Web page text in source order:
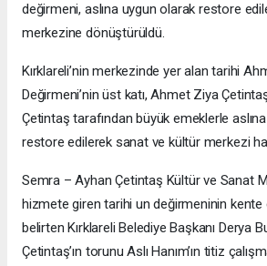
değirmeni, aslına uygun olarak restore
merkezine dönüştürüldü.
Kırklareli’nin merkezinde yer alan tarihi
Değirmeni’nin üst katı, Ahmet Ziya
Çetintaş tarafından büyük emeklerle
restore edilerek sanat ve kültür merkezi
Semra – Ayhan Çetintaş Kültür ve Sanat
hizmete giren tarihi un değirmeninin kente
belirten Kırklareli Belediye Başkanı Derya
Çetintaş’ın torunu Aslı Hanım’ın titiz